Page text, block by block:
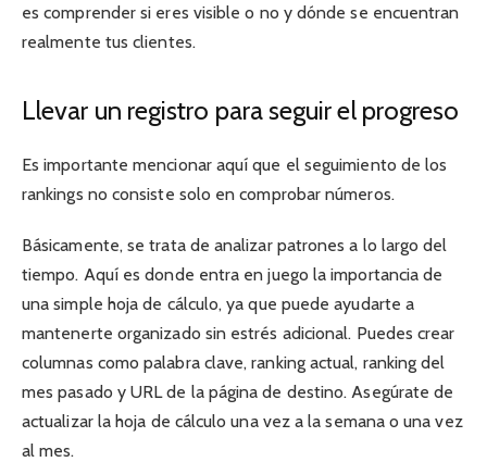
es comprender si eres visible o no y dónde se encuentran
realmente tus clientes.
Llevar un registro para seguir el progreso
Es importante mencionar aquí que el seguimiento de los
rankings no consiste solo en comprobar números.
Básicamente, se trata de analizar patrones a lo largo del
tiempo. Aquí es donde entra en juego la importancia de
una simple hoja de cálculo, ya que puede ayudarte a
mantenerte organizado sin estrés adicional. Puedes crear
columnas como palabra clave, ranking actual, ranking del
mes pasado y URL de la página de destino. Asegúrate de
actualizar la hoja de cálculo una vez a la semana o una vez
al mes.